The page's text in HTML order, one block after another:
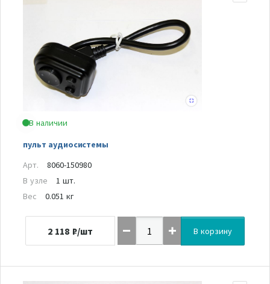
В наличии
пульт аудиосистемы
Арт.
8060-150980
В узле
1 шт.
Вес
0.051 кг
2 118 ₽/шт В корзину